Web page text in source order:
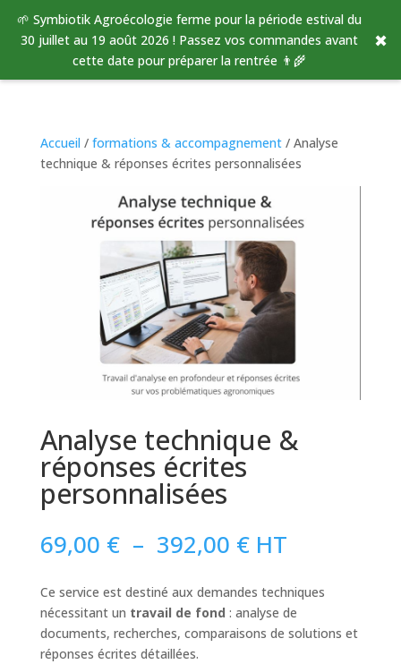
🌱 Symbiotik Agroécologie ferme pour la période estival du
30 juillet au 19 août 2026 ! Passez vos commandes avant
cette date pour préparer la rentrée 👨‍🌾
✖
Accueil / formations & accompagnement/ Analyse
technique & réponses écrites personnalisées
Analyse technique &
réponses écrites
personnalisées
69,00 € – 392,00 €Plage
de
prix :
69,00 €
à
392,00 €
HT
Ce service est destiné aux demandes techniques
nécessitant un travail de fond : analyse de
documents, recherches, comparaisons de solutions et
réponses écrites détaillées.